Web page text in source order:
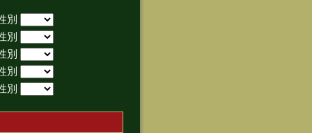
別
別
別
別
別